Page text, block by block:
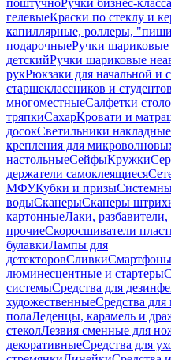
поштучноРучки бизнес-класса
гелевыеКраски по стеклу и
капиллярные, роллеры,
подарочныеРучки шариковые
детскийРучки шариковые
рукРюкзаки для начальной и
старшеклассников и студентов
многоместныеСалфетки
тряпкиСахарКровати и
досокСветильники
крепления для
настольныеСейфыКружки
держатели самоклеящиеся
МФУКубки и призы
водыСканерыСканеры
картонныеЛаки,
прочиеСкоросшиватели
булавкиЛампы для
детекторовСливкиСмартфоны
люминесцентные и стартеры
системыСредства для
художественныеСредства
полаЛеденцы, карамель и
стеколЛезвия сменные для
декоративныеСредства для